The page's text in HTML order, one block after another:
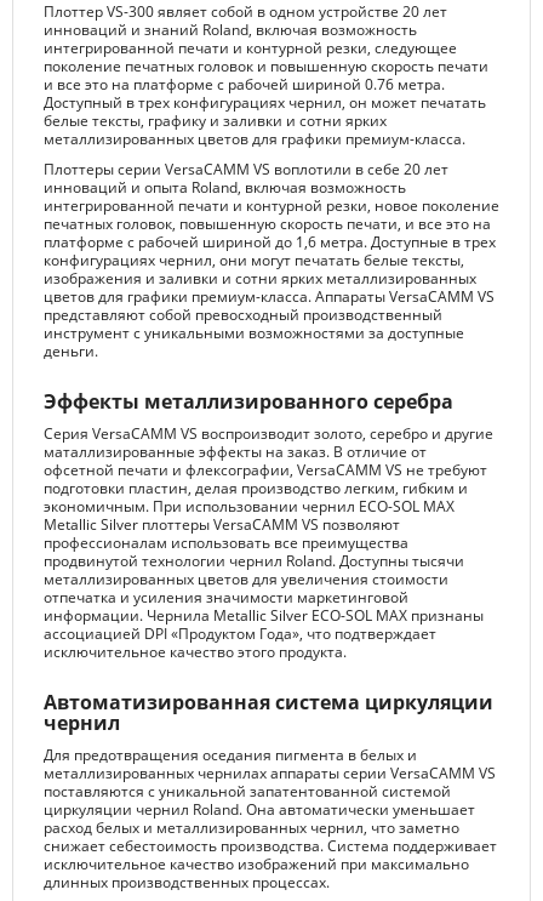
Плоттер VS-300 являет собой в одном устройстве 20 лет
инноваций и знаний Roland, включая возможность
интегрированной печати и контурной резки, следующее
поколение печатных головок и повышенную скорость печати
и все это на платформе с рабочей шириной 0.76 метра.
Доступный в трех конфигурациях чернил, он может печатать
белые тексты, графику и заливки и сотни ярких
металлизированных цветов для графики премиум-класса.
Плоттеры серии VersaCAMM VS воплотили в себе 20 лет
инноваций и опыта Roland, включая возможность
интегрированной печати и контурной резки, новое поколение
печатных головок, повышенную скорость печати, и все это на
платформе с рабочей шириной до 1,6 метра. Доступные в трех
конфигурациях чернил, они могут печатать белые тексты,
изображения и заливки и сотни ярких металлизированных
цветов для графики премиум-класса. Аппараты VersaCAMM VS
представляют собой превосходный производственный
инструмент с уникальными возможностями за доступные
деньги.
Эффекты металлизированного серебра
Серия VersaCAMM VS воспроизводит золото, серебро и другие
маталлизированные эффекты на заказ. В отличие от
офсетной печати и флексографии, VersaCAMM VS не требуют
подготовки пластин, делая производство легким, гибким и
экономичным. При использовании чернил ECO-SOL MAX
Metallic Silver плоттеры VersaCAMM VS позволяют
профессионалам использовать все преимущества
продвинутой технологии чернил Roland. Доступны тысячи
металлизированных цветов для увеличения стоимости
отпечатка и усиления значимости маркетинговой
информации. Чернила Metallic Silver ECO-SOL MAX признаны
ассоциацией DPI «Продуктом Года», что подтверждает
исключительное качество этого продукта.
Автоматизированная система циркуляции
чернил
Для предотвращения оседания пигмента в белых и
металлизированных чернилах аппараты серии VersaCAMM VS
поставляются с уникальной запатентованной системой
циркуляции чернил Roland. Она автоматически уменьшает
расход белых и металлизированных чернил, что заметно
снижает себестоимость производства. Система поддерживает
исключительное качество изображений при максимально
длинных производственных процессах.